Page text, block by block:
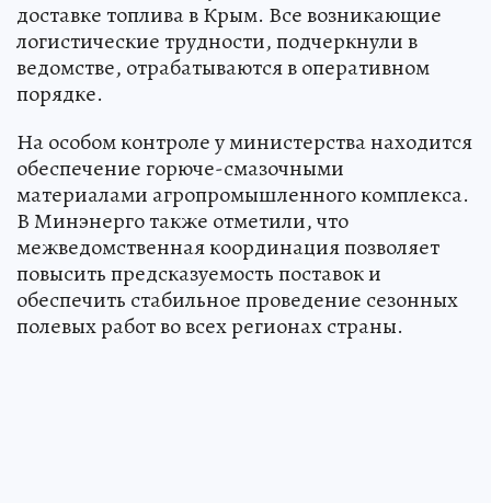
доставке топлива в Крым. Все возникающие
логистические трудности, подчеркнули в
ведомстве, отрабатываются в оперативном
порядке.
На особом контроле у министерства находится
обеспечение горюче-смазочными
материалами агропромышленного комплекса.
В Минэнерго также отметили, что
межведомственная координация позволяет
повысить предсказуемость поставок и
обеспечить стабильное проведение сезонных
полевых работ во всех регионах страны.